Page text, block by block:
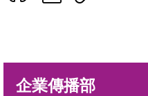
企業傳播部